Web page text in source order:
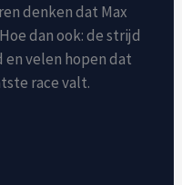
denken dat Max
dan ook: de strijd
velen hopen dat
race valt.